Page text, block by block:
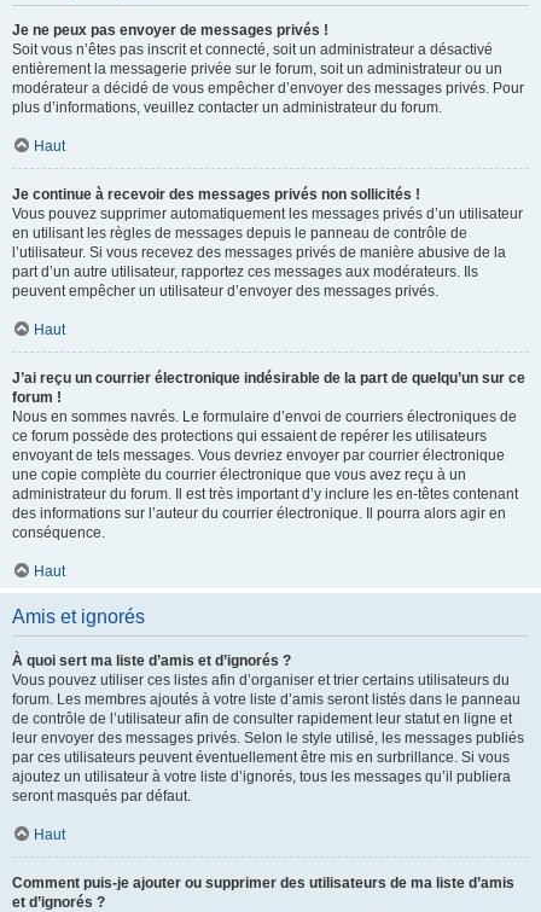
Je ne peux pas envoyer de messages privés !
Soit vous n’êtes pas inscrit et connecté, soit un administrateur a désactivé
entièrement la messagerie privée sur le forum, soit un administrateur ou un
modérateur a décidé de vous empêcher d’envoyer des messages privés. Pour
plus d’informations, veuillez contacter un administrateur du forum.
Haut
Je continue à recevoir des messages privés non sollicités !
Vous pouvez supprimer automatiquement les messages privés d’un utilisateur
en utilisant les règles de messages depuis le panneau de contrôle de
l’utilisateur. Si vous recevez des messages privés de manière abusive de la
part d’un autre utilisateur, rapportez ces messages aux modérateurs. Ils
peuvent empêcher un utilisateur d’envoyer des messages privés.
Haut
J’ai reçu un courrier électronique indésirable de la part de quelqu’un sur ce
forum !
Nous en sommes navrés. Le formulaire d’envoi de courriers électroniques de
ce forum possède des protections qui essaient de repérer les utilisateurs
envoyant de tels messages. Vous devriez envoyer par courrier électronique
une copie complète du courrier électronique que vous avez reçu à un
administrateur du forum. Il est très important d’y inclure les en-têtes contenant
des informations sur l’auteur du courrier électronique. Il pourra alors agir en
conséquence.
Haut
Amis et ignorés
À quoi sert ma liste d’amis et d’ignorés ?
Vous pouvez utiliser ces listes afin d’organiser et trier certains utilisateurs du
forum. Les membres ajoutés à votre liste d’amis seront listés dans le panneau
de contrôle de l’utilisateur afin de consulter rapidement leur statut en ligne et
leur envoyer des messages privés. Selon le style utilisé, les messages publiés
par ces utilisateurs peuvent éventuellement être mis en surbrillance. Si vous
ajoutez un utilisateur à votre liste d’ignorés, tous les messages qu’il publiera
seront masqués par défaut.
Haut
Comment puis-je ajouter ou supprimer des utilisateurs de ma liste d’amis
et d’ignorés ?